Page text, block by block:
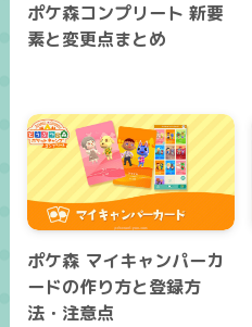
ポケ森コンプリート 新要
素と変更点まとめ
ポケ森 マイキャンパーカ
ードの作り方と登録方
法・注意点